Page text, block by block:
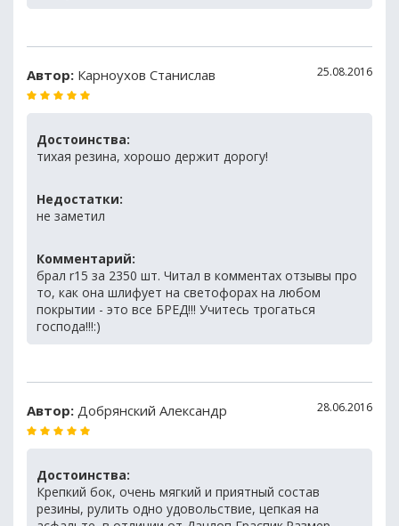
Автор: Карноухов Станислав 25.08.2016
Достоинства:
тихая резина, хорошо держит дорогу!
Недостатки:
не заметил
Комментарий:
брал r15 за 2350 шт. Читал в комментах отзывы про
то, как она шлифует на светофорах на любом
покрытии - это все БРЕД!!! Учитесь трогаться
господа!!!:)
Автор: Добрянский Александр 28.06.2016
Достоинства:
Крепкий бок, очень мягкий и приятный состав
резины, рулить одно удовольствие, цепкая на